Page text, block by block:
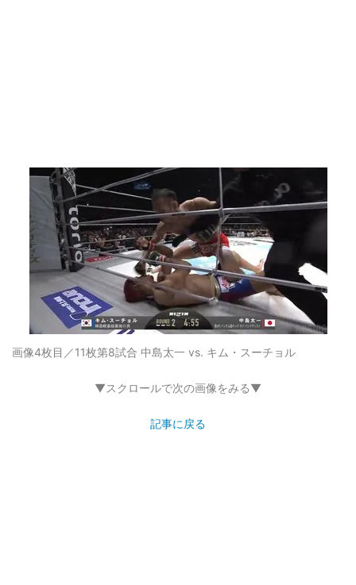
画像4枚目／11枚第8試合 中島太一 vs. キム・スーチョル
▼スクロールで次の画像をみる▼
記事に戻る